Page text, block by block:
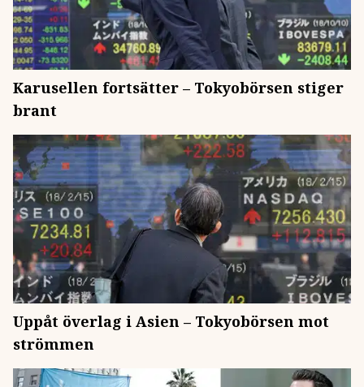
Karusellen fortsätter – Tokyobörsen stiger
brant
Uppåt överlag i Asien – Tokyobörsen mot
strömmen